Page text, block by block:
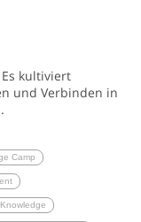
kultiviert
und Verbinden in
Camp